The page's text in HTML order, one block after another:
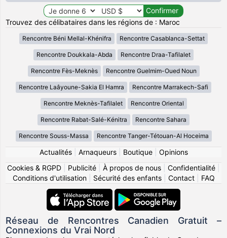
Trouvez des célibataires dans les régions de : Maroc
Rencontre Béni Mellal-Khénifra Rencontre Casablanca-Settat
Rencontre Doukkala-Abda Rencontre Draa-Tafilalet
Rencontre Fès-Meknès Rencontre Guelmim-Oued Noun
Rencontre Laâyoune-Sakia El Hamra Rencontre Marrakech-Safi
Rencontre Meknès-Tafilalet Rencontre Oriental
Rencontre Rabat-Salé-Kénitra Rencontre Sahara
Rencontre Souss-Massa Rencontre Tanger-Tétouan-Al Hoceima
Actualités| Arnaqueurs| Boutique| Opinions
Cookies & RGPD
Publicité À propos de nous Confidentialité
Conditions d'utilisation| Sécurité des enfants| Contact| FAQ
Réseau de Rencontres Canadien Gratuit –
Connexions du Vrai Nord